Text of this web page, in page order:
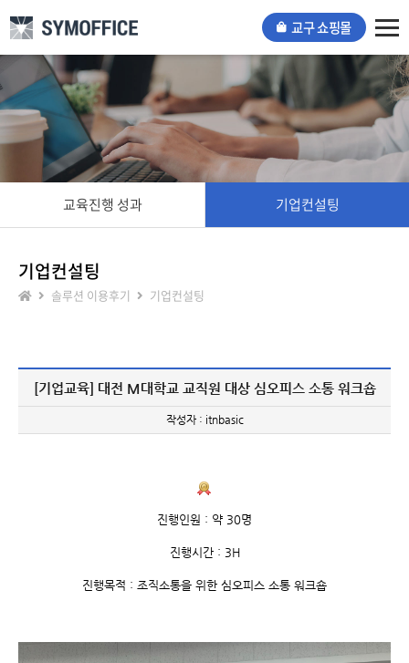
교구 쇼핑몰
교육진행 성과 기업컨설팅
기업컨설팅
솔루션 이용후기 기업컨설팅
[기업교육] 대전 M대학교 교직원 대상 심오피스 소통 워크숍
작성자 : itnbasic
진행인원 : 약 30명
진행시간 : 3H
진행목적 : 조직소통을 위한 심오피스 소통 워크숍